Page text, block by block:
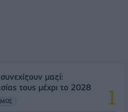
μαζί:
τους μέχρι το 2028